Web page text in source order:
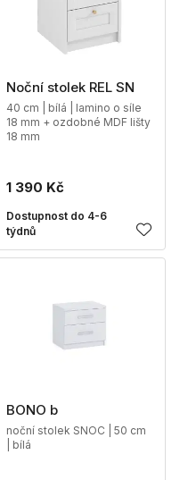
Noční stolek REL SN
40 cm | bílá | lamino o síle
18 mm + ozdobné MDF lišty
18 mm
1 390 Kč
Dostupnost do 4-6
týdnů
BONO b
noční stolek SNOC | 50 cm
| bílá